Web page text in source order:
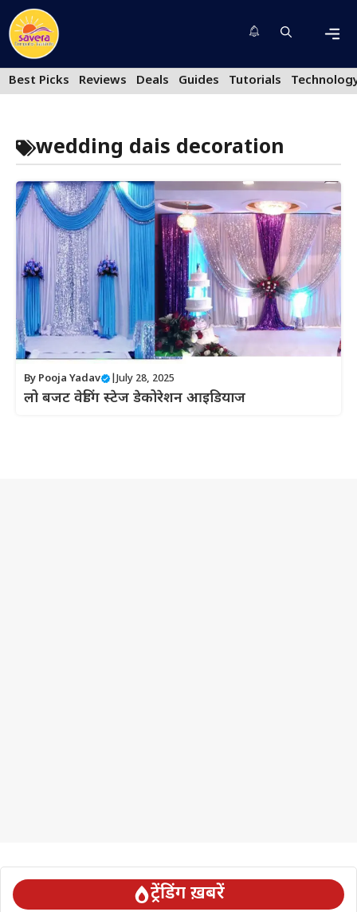
Skip
to
content
Best Picks
Reviews Deals Guides Tutorials
wedding dais decoration
By Pooja Yadav |July 28, 2025
लो बजट वेडिंग स्टेज डेकोरेशन आइडियाज
ट्रेंडिंग ख़बरें